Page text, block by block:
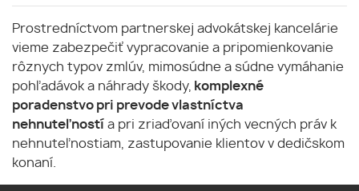
Prostredníctvom partnerskej advokátskej kancelárie
vieme zabezpečiť vypracovanie a pripomienkovanie
rôznych typov zmlúv, mimosúdne a súdne vymáhanie
pohľadávok a náhrady škody, komplexné
poradenstvo pri prevode vlastníctva
nehnuteľností a pri zriaďovaní iných vecných práv k
nehnuteľnostiam, zastupovanie klientov v dedičskom
konaní.